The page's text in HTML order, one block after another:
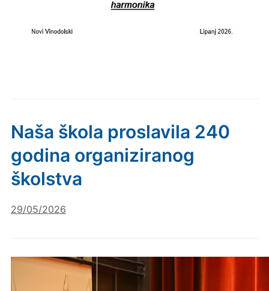
Naša škola proslavila 240
godina organiziranog
školstva
29/05/2026